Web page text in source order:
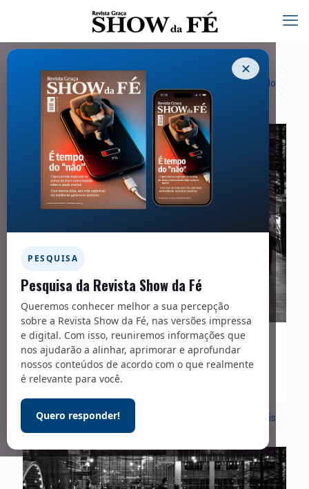
✕
PESQUISA
Pesquisa da Revista Show da Fé
Queremos conhecer melhor a sua percepção
sobre a Revista Show da Fé, nas versões impressa
e digital. Com isso, reuniremos informações que
nos ajudarão a alinhar, aprimorar e aprofundar
nossos conteúdos de acordo com o que realmente
é relevante para você.
Quero responder!
Categorias Tags Exibir tudo
01/04/2021
Falando de História – 261
Leia mais